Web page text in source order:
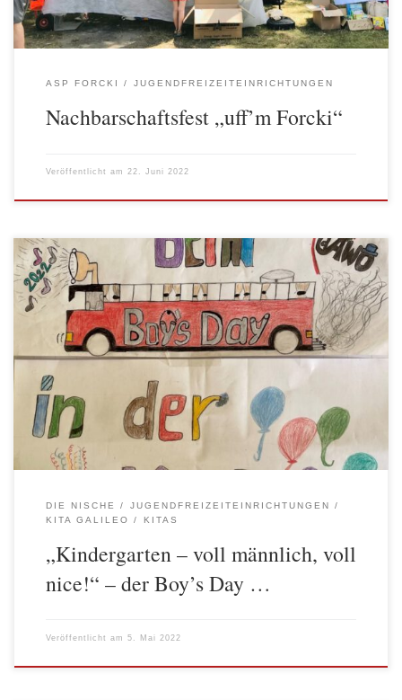
ASP FORCKI JUGENDFREIZEITEINRICHTUNGEN
Nachbarschaftsfest „uff’m Forcki“
Veröffentlicht am 22. Juni 2022
Der jährlich stattfindende Boy’s Day soll Jungen und jungen
Männern vornehmlich weiblich besetzte Berufsbilder nahebringen.
Erziehungsberufe gewinnen langsam, aber sicher an Zulauf durch
Jungs und Männer. Für die Kita Galileo ein Grund, den Boy’s Day
zu nutzen, um das Berufsbild Erzieher vorzustellen. Fast 400
Aufrufen und unzähligen Anfragen zeugen von […]
DIE NISCHE
JUGENDFREIZEITEINRICHTUNGEN
KITA GALILEO
KITAS
„Kindergarten – voll männlich, voll
nice!“ – der Boy’s Day …
Veröffentlicht am 5. Mai 2022